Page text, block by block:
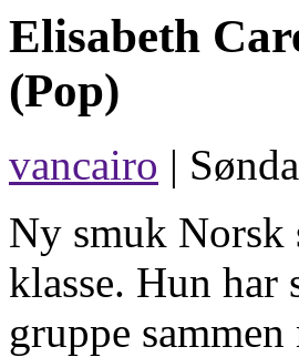
Elisabeth
(Pop)
vancairo |
Ny smuk Norsk
klasse. Hun har
gruppe